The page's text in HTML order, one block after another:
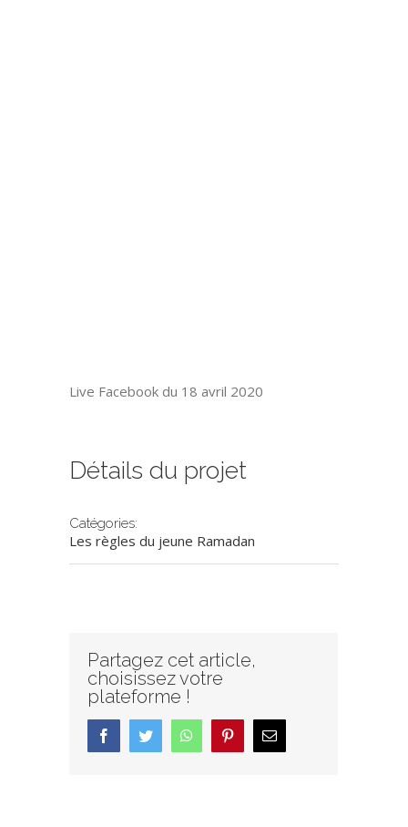
Live Facebook du 18 avril 2020
Détails du projet
Catégories:
Les règles du jeune Ramadan
Partagez cet article,
choisissez votre
plateforme !
facebooktwitter whatsapppinterestEmail